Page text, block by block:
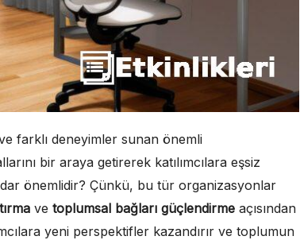
farklı deneyimler sunan önemli
bir araya getirerek katılımcılara eşsiz
önemlidir? Çünkü, bu tür organizasyonlar
ve toplumsal bağları güçlendirme açısından
yeni perspektifler kazandırır ve toplumun